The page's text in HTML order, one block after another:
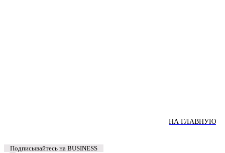
НА ГЛАВНУЮ
Подписывайтесь на BUSINESS